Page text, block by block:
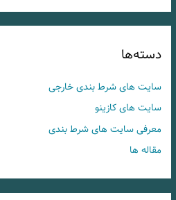
دسته‌ها
سایت های شرط بندی خارجی
سایت های کازینو
معرفی سایت های شرط بندی
مقاله ها